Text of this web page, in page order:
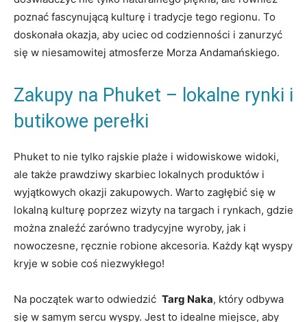
poznać ⁤fascynującą kulturę i ‍tradycje⁣ tego regionu.‍ To
doskonała okazja, aby uciec od codzienności i ​zanurzyć ​
się w niesamowitej atmosferze Morza‍ Andamańskiego.
Zakupy na Phuket – lokalne rynki i⁣
butikowe perełki
Phuket ⁤to nie ​tylko rajskie ​plaże i‌ widowiskowe⁣ widoki,
ale także prawdziwy skarbiec lokalnych ‌produktów i
wyjątkowych okazji⁢ zakupowych. Warto zagłębić się w
lokalną kulturę poprzez wizyty na targach i⁢ rynkach, gdzie
można znaleźć‍ zarówno ⁢tradycyjne wyroby, jak i
nowoczesne, ręcznie robione akcesoria. Każdy kąt wyspy
⁢kryje w sobie ⁣coś niezwykłego!
Na początek⁣ warto odwiedzić ⁣ Targ‌ Naka, który⁣ odbywa⁢
się​ w samym sercu ⁣wyspy. Jest ⁢to ⁣idealne⁤ miejsce, aby